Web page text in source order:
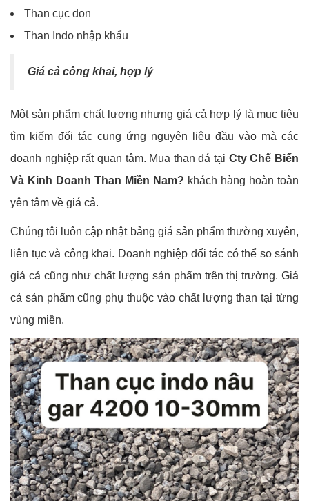
Than cục don
Than Indo nhập khẩu
Giá cả công khai, hợp lý
Một sản phẩm chất lượng nhưng giá cả hợp lý là mục tiêu
tìm kiếm đối tác cung ứng nguyên liệu đầu vào mà các
doanh nghiệp rất quan tâm. Mua than đá tại Cty Chế Biến
Và Kinh Doanh Than Miền Nam? khách hàng hoàn toàn
yên tâm về giá cả.
Chúng tôi luôn cập nhật bảng giá sản phẩm thường xuyên,
liên tục và công khai. Doanh nghiệp đối tác có thể so sánh
giá cả cũng như chất lượng sản phẩm trên thị trường. Giá
cả sản phẩm cũng phụ thuộc vào chất lượng than tại từng
vùng miền.